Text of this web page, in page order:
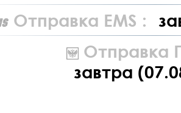
Отправка EMS :
Отправка
завтра